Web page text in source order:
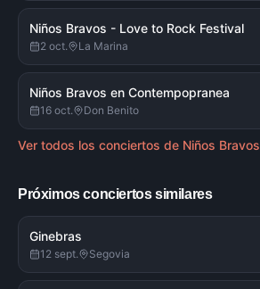
Niños Bravos - Love to Rock Festival
2 oct. La Marina
Niños Bravos en Contempopranea
16 oct. Don Benito
Ver todos los conciertos de Niños Bravos
Próximos conciertos similares
Ginebras
12 sept. Segovia